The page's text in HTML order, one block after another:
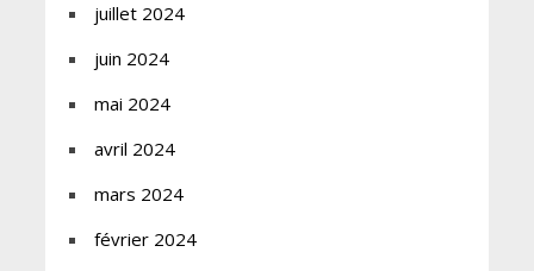
juillet 2024
juin 2024
mai 2024
avril 2024
mars 2024
février 2024